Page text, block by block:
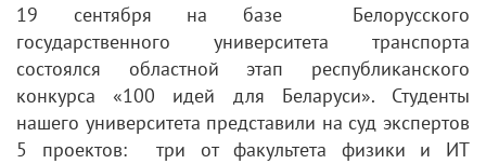
19 сентября на базе Белорусского
государственного университета транспорта
состоялся областной этап республиканского
конкурса «100 идей для Беларуси». Студенты
нашего университета представили на суд экспертов
5 проектов: три от факультета физики и ИТ